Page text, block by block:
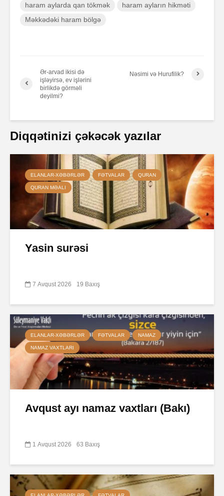
haram aylarda qan tökmək
haram ayların hikməti
Məkkədəki haram bölgə
Ər-arvad ikisi də
işləyirsə, ev işlərini
birlikdə görməli
deyilmi?
Nəsimi və Hurufilik?
Diqqətinizi çəkəcək yazılar
ELANLAR-XƏBƏRLƏR FƏTVALAR QURAN
QURAN MƏALI
Yasin surəsi
7 Avqust 2026 19 Baxış
ELANLAR-XƏBƏRLƏR FƏTVALAR NAMAZ
NAMAZ VAXTLARI
Avqust ayı namaz vaxtları (Bakı)
1 Avqust 2026 63 Baxış